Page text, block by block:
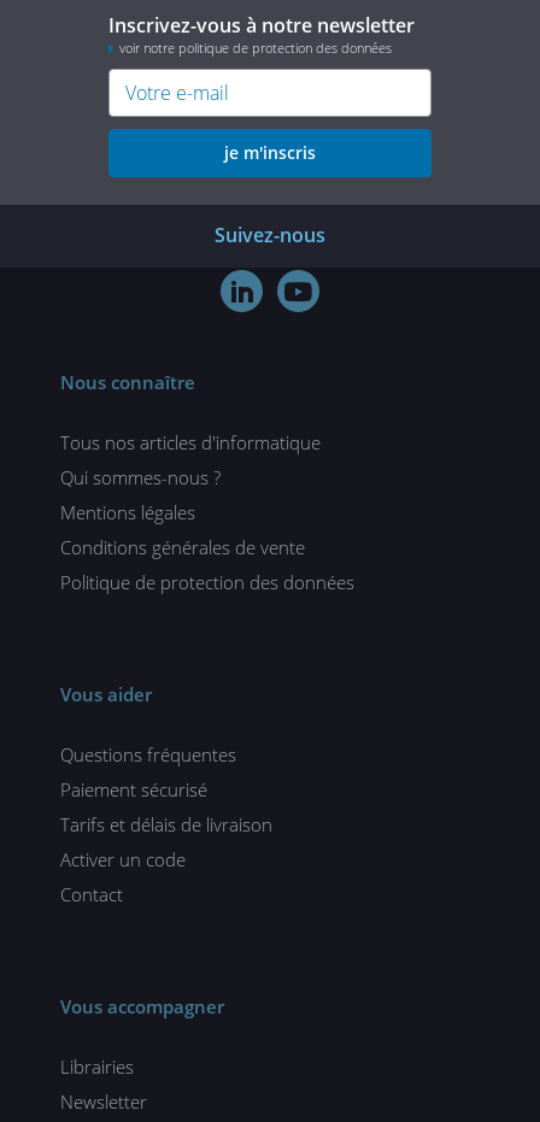
Inscrivez-vous à notre newsletter
voir notre politique de protection des données
je m'inscris
Suivez-nous
 
Nous connaître
Tous nos articles d'informatique
Qui sommes-nous ?
Mentions légales
Conditions générales de vente
Politique de protection des données
Vous aider
Questions fréquentes
Paiement sécurisé
Tarifs et délais de livraison
Activer un code
Contact
Vous accompagner
Librairies
Newsletter